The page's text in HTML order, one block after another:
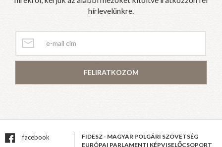
hírlevelünkre.
FELIRATKOZOM
facebook
FIDESZ - MAGYAR POLGÁRI SZÖVETSÉG
EURÓPAI PARLAMENTI KÉPVISELŐCSOPORT